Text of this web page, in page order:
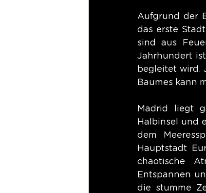
Aufgrund der
das erste
sind aus
Jahrhundert
begleitet wird.
Baumes kann
Madrid liegt
Halbinsel und
dem
Hauptstadt
chaotische
Entspannen
die stumme